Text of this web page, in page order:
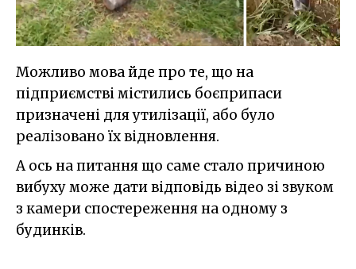
Можливо мова йде про те, що на
підприємстві містились боєприпаси
призначені для утилізації, або було
реалізовано їх відновлення.
А ось на питання що саме стало причиною
вибуху може дати відповідь відео зі звуком
з камери спостереження на одному з
будинків.